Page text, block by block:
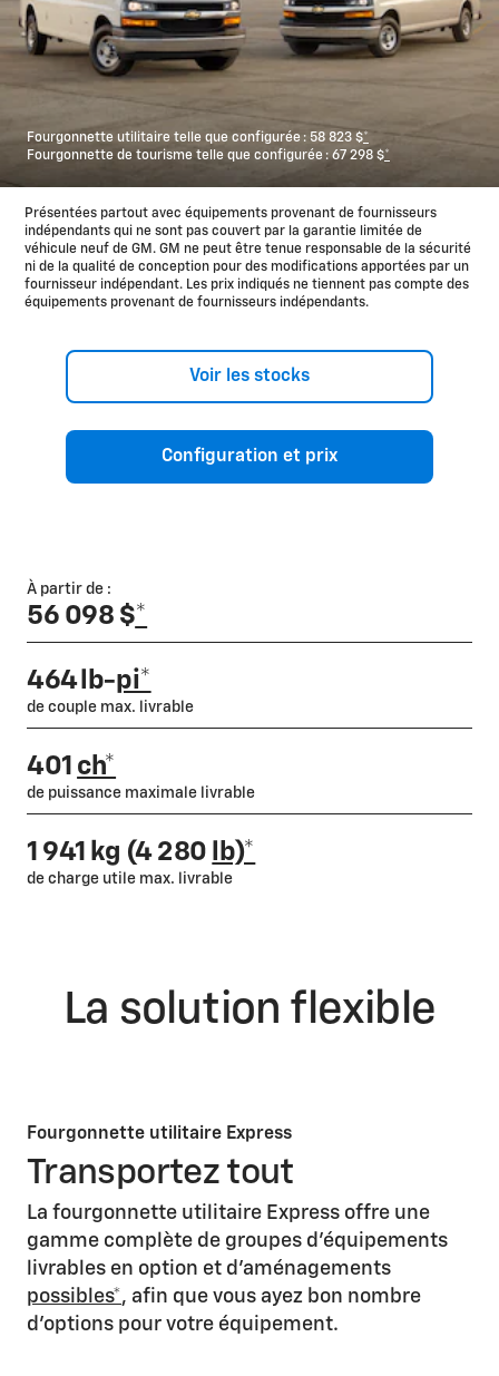
Fourgonnette utilitaire telle que configurée : 58 823 $*
Fourgonnette de tourisme telle que configurée : 67 298 $*
Présentées partout avec équipements provenant de fournisseurs
indépendants qui ne sont pas couvert par la garantie limitée de
véhicule neuf de GM. GM ne peut être tenue responsable de la sécurité
ni de la qualité de conception pour des modifications apportées par un
fournisseur indépendant. Les prix indiqués ne tiennent pas compte des
équipements provenant de fournisseurs indépendants.
Voir les stocks
Configuration et prix
À partir de :
56 098 $*
464 lb-pi*
de couple max. livrable
401 ch*
de puissance maximale livrable
1 941 kg (4 280 lb)*
de charge utile max. livrable
La solution flexible
Fourgonnette utilitaire Express
Transportez tout
La fourgonnette utilitaire Express offre une
gamme complète de groupes d'équipements
livrables en option et d'aménagements
possibles*, afin que vous ayez bon nombre
d'options pour votre équipement.